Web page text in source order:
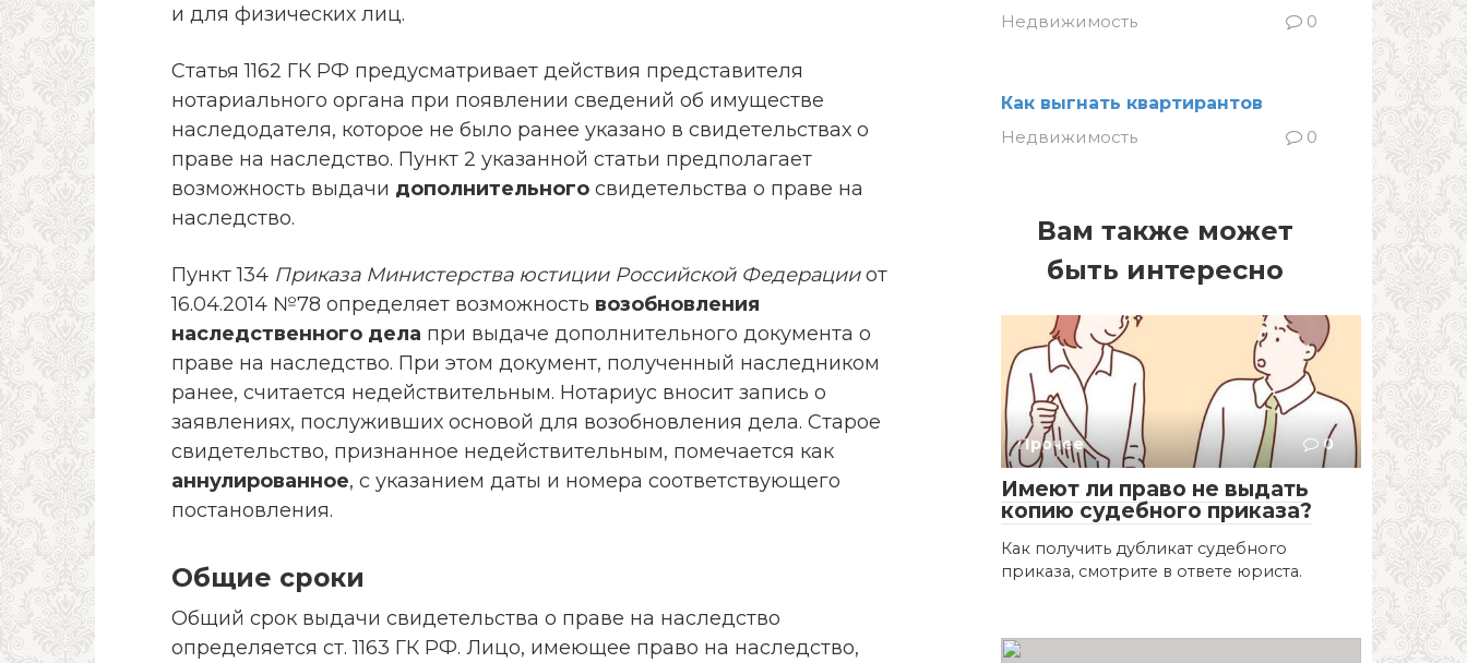
и для физических лиц.
Статья 1162 ГК РФ предусматривает действия представителя
нотариального органа при появлении сведений об имуществе
наследодателя, которое не было ранее указано в свидетельствах о
праве на наследство. Пункт 2 указанной статьи предполагает
возможность выдачи дополнительного свидетельства о праве на
наследство.
Пункт 134 Приказа Министерства юстиции Российской Федерацииот
16.04.2014 №78 определяет возможность возобновления
наследственного дела при выдаче дополнительного документа о
праве на наследство. При этом документ, полученный наследником
ранее, считается недействительным. Нотариус вносит запись о
заявлениях, послуживших основой для возобновления дела. Старое
свидетельство, признанное недействительным, помечается как
аннулированное, с указанием даты и номера соответствующего
постановления.
Общие сроки
Общий срок выдачи свидетельства о праве на наследство
определяется ст. 1163 ГК РФ. Лицо, имеющее право на наследство,
Недвижимость
0
Как выгнать квартирантов
Недвижимость
0
Вам также может
быть интересно
Прочее 0
Имеют ли право не выдать
копию судебного приказа?
Как получить дубликат судебного
приказа, смотрите в ответе юриста.